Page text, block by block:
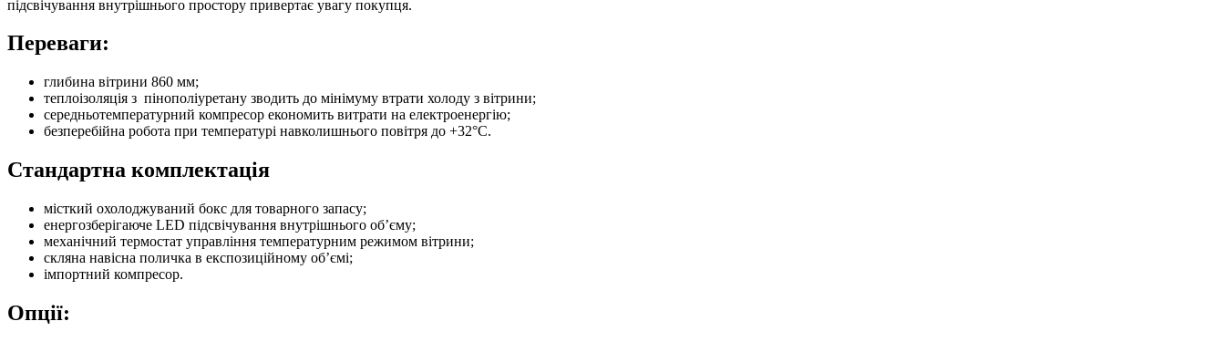
Пристрої для систем вентиляції
підсвічування внутрішнього простору привертає увагу покупця.
Переваги:
глибина вітрини 860 мм;
теплоізоляція з пінополіуретану зводить до мінімуму втрати холоду з вітрини;
середньотемпературний компресор економить витрати на електроенергію;
безперебійна робота при температурі навколишнього повітря до +32°С.
Стандартна комплектація
місткий охолоджуваний бокс для товарного запасу;
енергозберігаюче LED підсвічування внутрішнього об’єму;
механічний термостат управління температурним режимом вітрини;
скляна навісна поличка в експозиційному об’ємі;
імпортний компресор.
Опції: